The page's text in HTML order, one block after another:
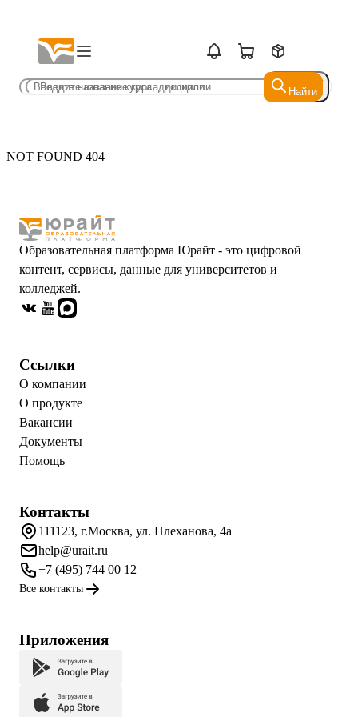
Найти
Найти
NOT FOUND 404
Образовательная платформа Юрайт - это цифровой
контент, сервисы, данные для университетов и
колледжей.
Ссылки
О компании
О продукте
Вакансии
Документы
Помощь
Контакты
111123, г.Москва, ул. Плеханова, 4а
help@urait.ru
+7 (495) 744 00 12
Все контакты
Приложения